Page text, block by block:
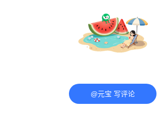
@元宝 写评论